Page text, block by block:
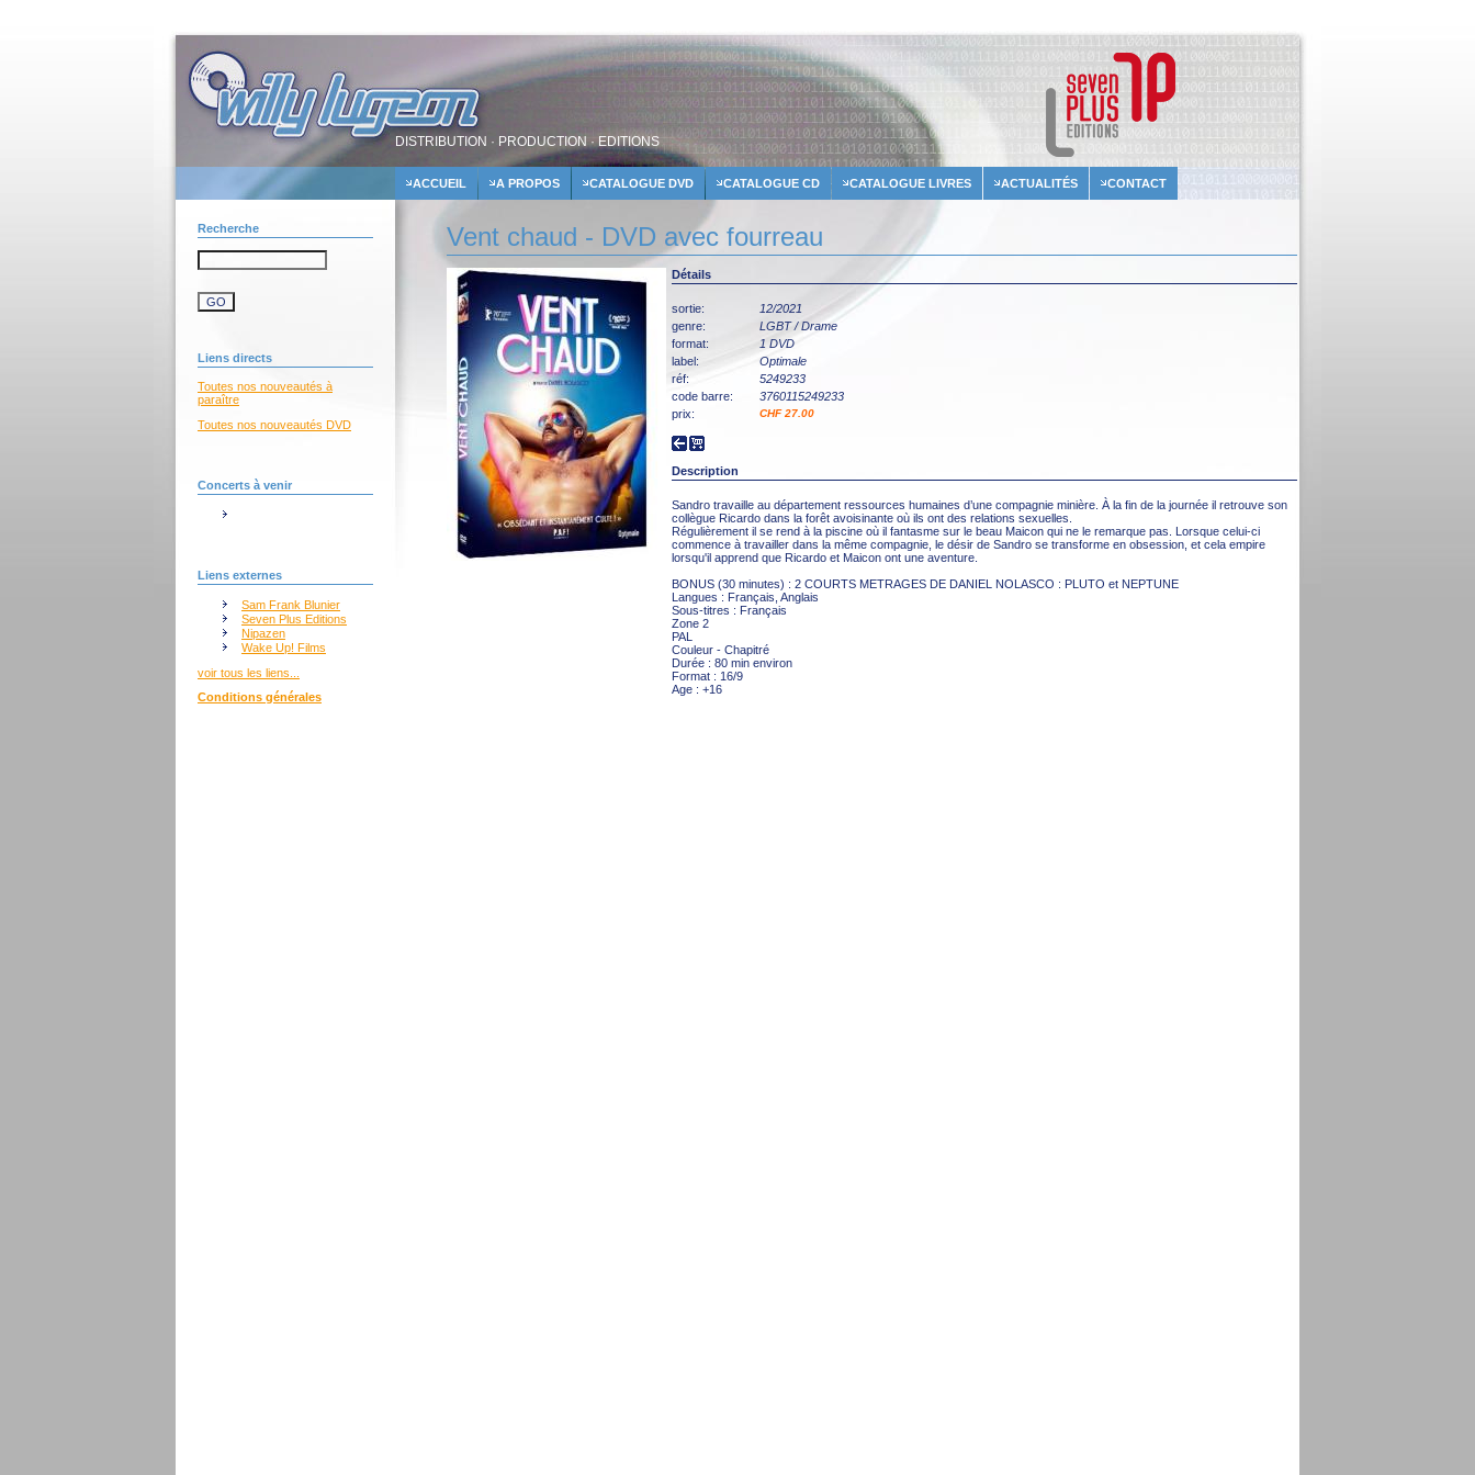
DISTRIBUTION · PRODUCTION · EDITIONS
ACCUEIL A PROPOS CATALOGUE DVD CATALOGUE CD CATALOGUE LIVRES ACTUALITÉS CONTACT
Recherche
Liens directs
Toutes nos nouveautés à
paraître
Toutes nos nouveautés DVD
Concerts à venir
Liens externes
Sam Frank Blunier
Seven Plus Editions
Nipazen
Wake Up! Films
voir tous les liens...
Conditions générales
Vent chaud - DVD avec fourreau
Détails
sortie:
12/2021
genre:
LGBT / Drame
format:
1 DVD
label:
Optimale
réf:
5249233
code barre:
3760115249233
prix:
CHF 27.00
Description
Sandro travaille au département ressources humaines d’une compagnie minière. À la fin de la journée il retrouve son
collègue Ricardo dans la forêt avoisinante où ils ont des relations sexuelles.
Régulièrement il se rend à la piscine où il fantasme sur le beau Maicon qui ne le remarque pas. Lorsque celui-ci
commence à travailler dans la même compagnie, le désir de Sandro se transforme en obsession, et cela empire
lorsqu'il apprend que Ricardo et Maicon ont une aventure.
BONUS (30 minutes) : 2 COURTS METRAGES DE DANIEL NOLASCO : PLUTO et NEPTUNE
Langues : Français, Anglais
Sous-titres : Français
Zone 2
PAL
Couleur - Chapitré
Durée : 80 min environ
Format : 16/9
Age : +16